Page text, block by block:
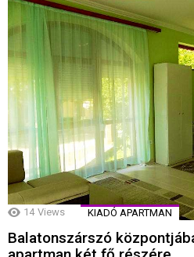
14 Views KIADÓ APARTMAN
Balatonszárszó